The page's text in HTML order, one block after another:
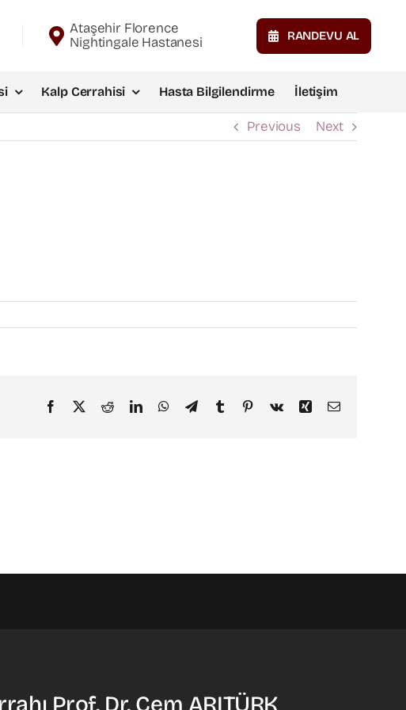
Ataşehir Florence
Nightingale Hastanesi
RANDEVU AL
Kalp Cerrahisi Hasta Bilgilendirme İletişim
Previous Next
Facebook RedditLinkedInWhatsApp
TelegramTumblr PinterestVk Xing Email